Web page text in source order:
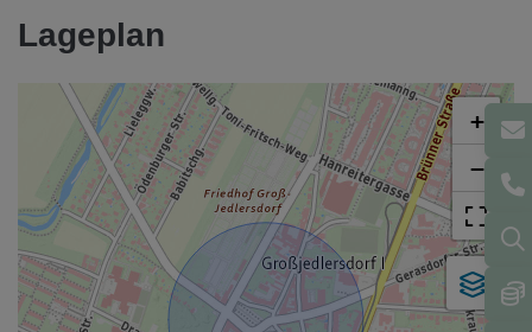
Lageplan
+
−